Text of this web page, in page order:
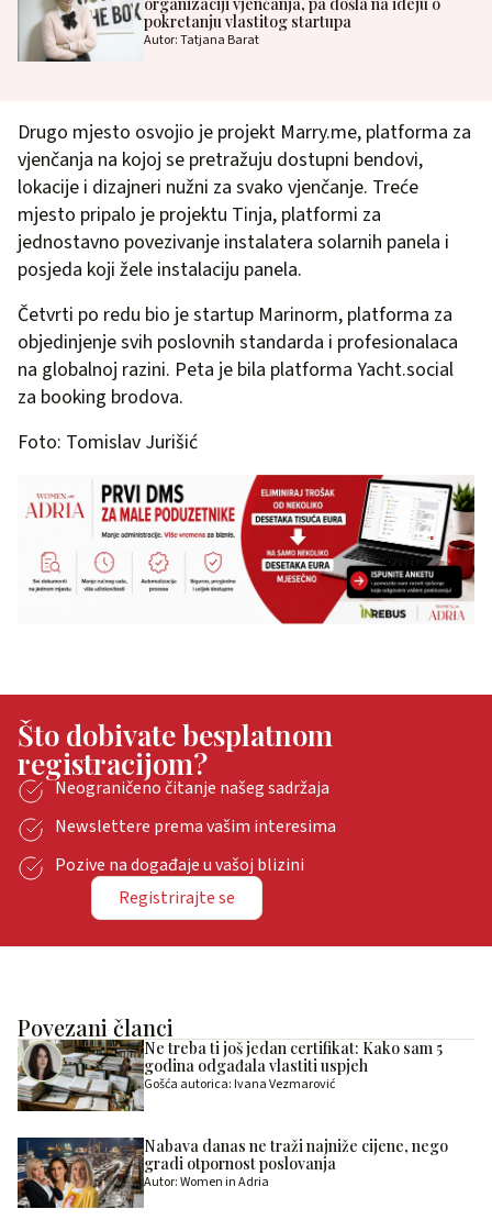
pokretanju vlastitog startupa
Autor: Tatjana Barat
Drugo mjesto osvojio je projekt Marry.me, platforma za
vjenčanja na kojoj se pretražuju dostupni bendovi,
lokacije i dizajneri nužni za svako vjenčanje. Treće
mjesto pripalo je projektu Tinja, platformi za
jednostavno povezivanje instalatera solarnih panela i
posjeda koji žele instalaciju panela.
Četvrti po redu bio je startup Marinorm, platforma za
objedinjenje svih poslovnih standarda i profesionalaca
na globalnoj razini. Peta je bila platforma Yacht.social
za booking brodova.
Foto: Tomislav Jurišić
Što dobivate besplatnom
registracijom?
Neograničeno čitanje našeg sadržaja
Newslettere prema vašim interesima
Pozive na događaje u vašoj blizini
Registrirajte se
Povezani članci
Ne treba ti još jedan certifikat: Kako sam 5
godina odgađala vlastiti uspjeh
Gošća autorica: Ivana Vezmarović
Nabava danas ne traži najniže cijene, nego
gradi otpornost poslovanja
Autor: Women in Adria